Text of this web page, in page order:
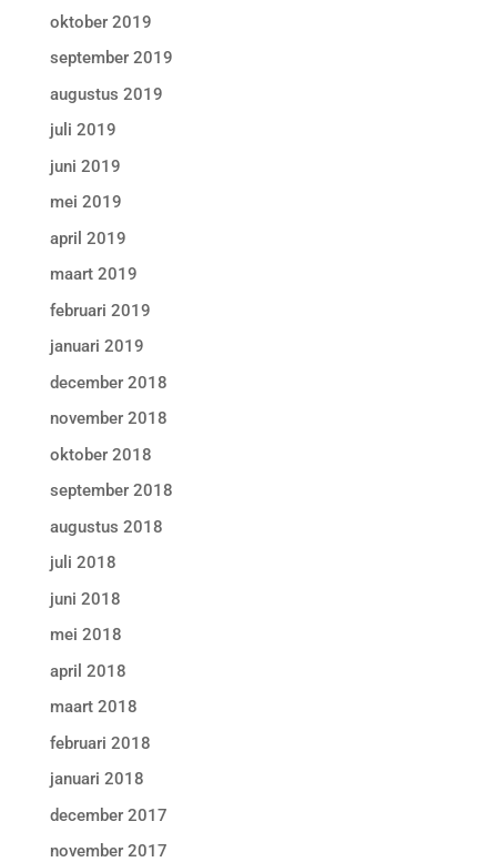
oktober 2019
september 2019
augustus 2019
juli 2019
juni 2019
mei 2019
april 2019
maart 2019
februari 2019
januari 2019
december 2018
november 2018
oktober 2018
september 2018
augustus 2018
juli 2018
juni 2018
mei 2018
april 2018
maart 2018
februari 2018
januari 2018
december 2017
november 2017